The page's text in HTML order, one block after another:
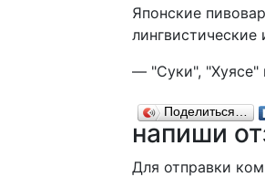
Японские
— "Суки", "Хуясе"
Поделиться…
напиши
Для отправки